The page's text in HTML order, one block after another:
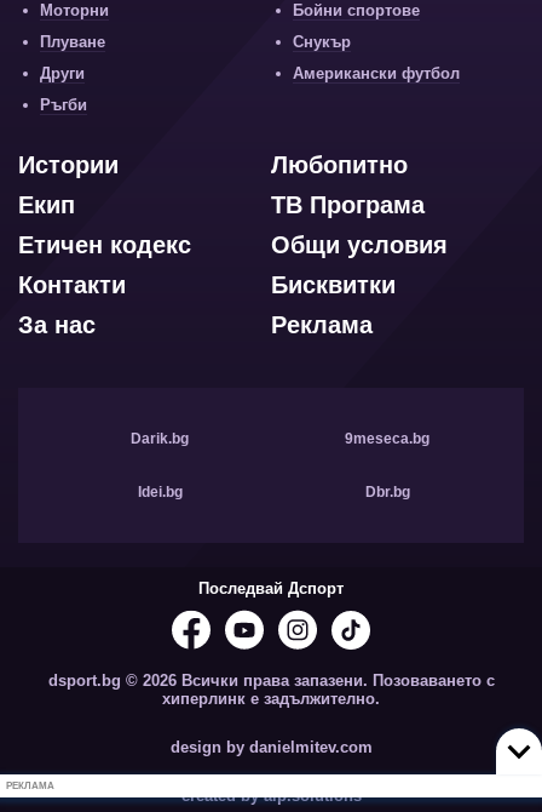
Моторни
Бойни спортове
Плуване
Снукър
Други
Американски футбол
Ръгби
Любопитно
Истории
ТВ Програма
Екип
Общи условия
Етичен кодекс
Бисквитки
Контакти
Реклама
За нас
Darik.bg 9meseca.bg
Idei.bg Dbr.bg
Последвай Дспорт
dsport.bg © 2026 Всички права запазени. Позоваването с
хиперлинк е задължително.
design by danielmitev.com
created by aip.solutions
РЕКЛАМА